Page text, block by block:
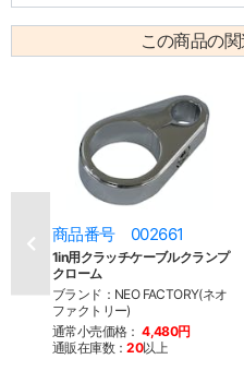
この商品の
商品番号 002661
1in用クラッチケーブルクランプ
クローム
ブランド：NEO FACTORY(ネオ
ファクトリー)
通常小売価格： 4,480円
通販在庫数：20以上